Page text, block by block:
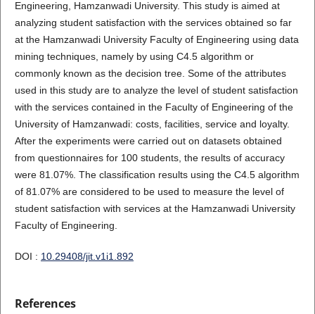
Engineering, Hamzanwadi University. This study is aimed at
analyzing student satisfaction with the services obtained so far
at the Hamzanwadi University Faculty of Engineering using data
mining techniques, namely by using C4.5 algorithm or
commonly known as the decision tree. Some of the attributes
used in this study are to analyze the level of student satisfaction
with the services contained in the Faculty of Engineering of the
University of Hamzanwadi: costs, facilities, service and loyalty.
After the experiments were carried out on datasets obtained
from questionnaires for 100 students, the results of accuracy
were 81.07%. The classification results using the C4.5 algorithm
of 81.07% are considered to be used to measure the level of
student satisfaction with services at the Hamzanwadi University
Faculty of Engineering.
DOI : 10.29408/jit.v1i1.892
References